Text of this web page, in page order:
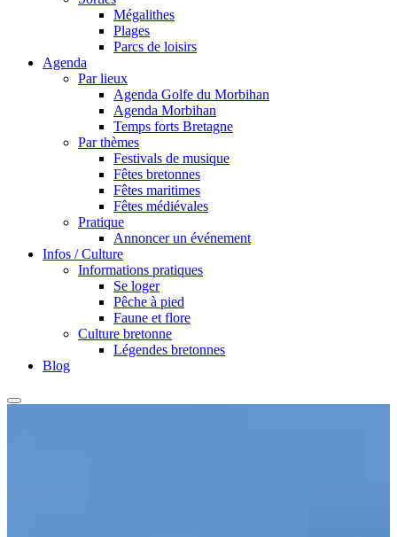
Mégalithes
Plages
Parcs de loisirs
Agenda
Par lieux
Agenda Golfe du Morbihan
Agenda Morbihan
Temps forts Bretagne
Par thèmes
Festivals de musique
Fêtes bretonnes
Fêtes maritimes
Fêtes médiévales
Pratique
Annoncer un événement
Infos / Culture
Informations pratiques
Se loger
Pêche à pied
Faune et flore
Culture bretonne
Légendes bretonnes
Blog